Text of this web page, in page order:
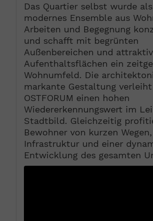
Das Quartier selbst wurde als
modernes Ensemble aus
Arbeiten und Begegnung
und schafft mit begrünten
Außenbereichen und
Aufenthaltsflächen ein
Wohnumfeld. Die
markante Gestaltung
OSTFORUM einen hohen
Wiedererkennungswert im
Stadtbild. Gleichzeitig
Bewohner von kurzen
Infrastruktur und einer
Entwicklung des gesamten